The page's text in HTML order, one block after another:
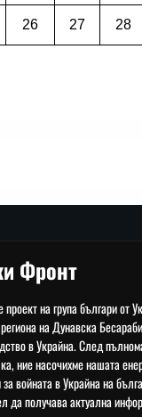
26 27 28
Фронт
на група българи от
на Дунавска
в Украйна. След
ние насочихме нашата
войната в Украйна на
да получава актуална